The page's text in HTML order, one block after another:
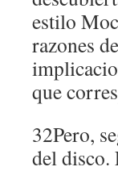
estilo
razones
que
32Pero,
del disco.